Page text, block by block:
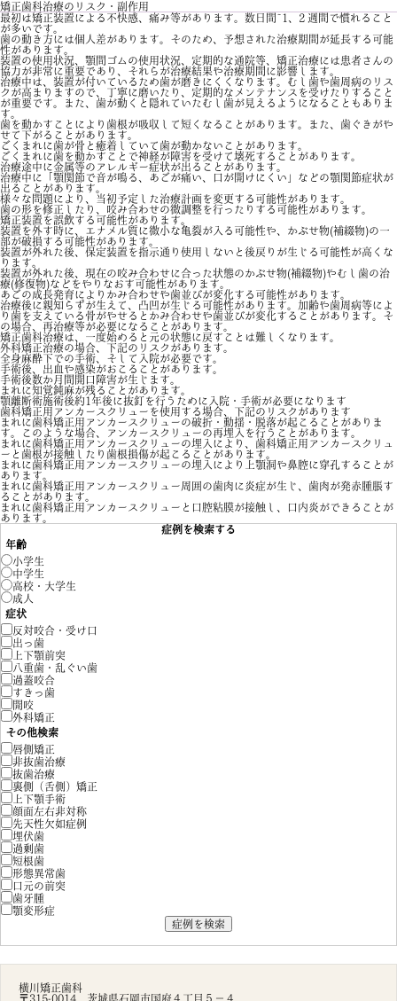
矯正歯科治療のリスク・副作用
最初は矯正装置による不快感、痛み等があります。数日間~1、2 週間で慣れること
が多いです。
歯の動き方には個人差があります。そのため、予想された治療期間が延長する可能
性があります。
装置の使用状況、顎間ゴムの使用状況、定期的な通院等、矯正治療には患者さんの
協力が非常に重要であり、それらが治療結果や治療期間に影響します。
治療中は、装置が付いているため歯が磨きにくくなります。むし歯や歯周病のリス
クが高まりますので、丁寧に磨いたり、定期的なメンテナンスを受けたりすること
が重要です。また、歯が動くと隠れていたむし歯が見えるようになることもありま
す。
歯を動かすことにより歯根が吸収して短くなることがあります。また、歯ぐきがや
せて下がることがあります。
ごくまれに歯が骨と癒着していて歯が動かないことがあります。
ごくまれに歯を動かすことで神経が障害を受けて壊死することがあります。
治療途中に金属等のアレルギー症状が出ることがあります。
治療中に「顎関節で音が鳴る、あごが痛い、口が開けにくい」などの顎関節症状が
出ることがあります。
様々な問題により、当初予定した治療計画を変更する可能性があります。
歯の形を修正したり、咬み合わせの微調整を行ったりする可能性があります。
矯正装置を誤飲する可能性があります。
装置を外す時に、エナメル質に微小な亀裂が入る可能性や、かぶせ物(補綴物)の一
部が破損する可能性があります。
装置が外れた後、保定装置を指示通り使用しないと後戻りが生じる可能性が高くな
ります。
装置が外れた後、現在の咬み合わせに合った状態のかぶせ物(補綴物)やむし歯の治
療(修復物)などをやりなおす可能性があります。
あごの成長発育によりかみ合わせや歯並びが変化する可能性があります。
治療後に親知らずが生えて、凸凹が生じる可能性があります。加齢や歯周病等によ
り歯を支えている骨がやせるとかみ合わせや歯並びが変化することがあります。そ
の場合、再治療等が必要になることがあります。
矯正歯科治療は、一度始めると元の状態に戻すことは難しくなります。
外科矯正治療の場合、下記のリスクがあります。
全身麻酔下での手術、そして入院が必要です。
手術後、出血や感染がおこることがあります。
手術後数か月間開口障害が生じます。
まれに知覚鈍麻が残ることがあります。
顎離断術施術後約1年後に抜釘を行うために入院・手術が必要になります
歯科矯正用アンカースクリューを使用する場合、下記のリスクがあります
まれに歯科矯正用アンカースクリューの破折・動揺・脱落が起こることがありま
す。このような場合、アンカースクリューの再埋入を行うことがあります。
まれに歯科矯正用アンカースクリューの埋入により、歯科矯正用アンカースクリュ
ーと歯根が接触したり歯根損傷が起こることがあります。
まれに歯科矯正用アンカースクリューの埋入により上顎洞や鼻腔に穿孔することが
あります。
まれに歯科矯正用アンカースクリュー周囲の歯肉に炎症が生じ、歯肉が発赤腫脹す
ることがあります。
まれに歯科矯正用アンカースクリューと口腔粘膜が接触し、口内炎ができることが
あります。
症例を検索する
年齢
小学生
中学生
高校・大学生
成人
症状
反対咬合・受け口
出っ歯
上下顎前突
八重歯・乱ぐい歯
過蓋咬合
すきっ歯
開咬
外科矯正
その他検索
唇側矯正
非抜歯治療
抜歯治療
裏側（舌側）矯正
上下顎手術
顔面左右非対称
先天性欠如症例
埋伏歯
過剰歯
短根歯
形態異常歯
口元の前突
歯牙腫
顎変形症
横川矯正歯科
〒315-0014 茨城県石岡市国府４丁目５－４